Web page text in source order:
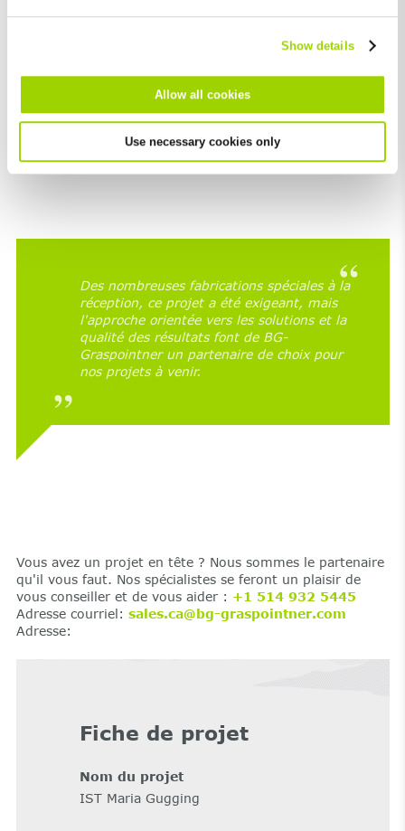
Show details
Allow all cookies
Use necessary cookies only
ont été validés en août et livrés en septembre. Dans
nombreuses pièces spéciales jusqu'à la livraison, soit six
Client satisfait
Notre client, Gerald Berndl, de l'entreprise de
construction Swietelsky, s'est également montré très
satisfait:
Des nombreuses fabrications spéciales à la
réception, ce projet a été exigeant, mais
l'approche orientée vers les solutions et la
qualité des résultats font de BG-
Graspointner un partenaire de choix pour
nos projets à venir.
Vous avez un projet en tête ? Nous sommes le partenaire
qu'il vous faut. Nos spécialistes se feront un plaisir de
vous conseiller et de vous aider : +1 514 932 5445
Adresse courriel: sales.ca@bg-graspointner.com
Adresse:
Fiche de projet
Nom du projet
IST Maria Gugging